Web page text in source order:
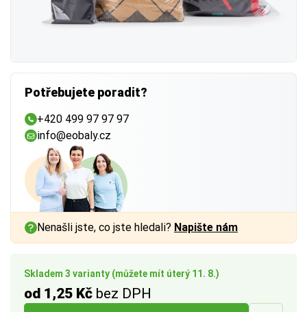
Skladem 3 varianty (můžete mít úterý 11. 8.)
od 1,25 Kč bez DPH
Potřebujete poradit?
+420 499 97 97 97
info@eobaly.cz
Nenašli jste, co jste hledali? Napište nám